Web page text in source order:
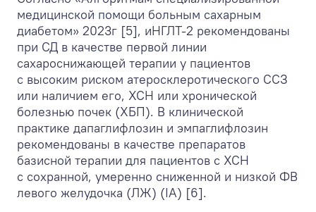
медицинской помощи больным сахарным
диабетом» 2023г [5], иНГЛТ-2 рекомендованы
при СД в качестве первой линии
сахароснижающей терапии у пациентов
с высоким риском атеросклеротического ССЗ
или наличием его, ХСН или хронической
болезнью почек (ХБП). В клинической
практике дапаглифлозин и эмпаглифлозин
рекомендованы в качестве препаратов
базисной терапии для пациентов с ХСН
с сохранной, умеренно сниженной и низкой ФВ
левого желудочка (ЛЖ) (IA) [6].